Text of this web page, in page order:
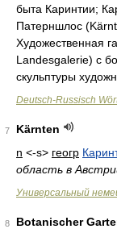
быта Каринтии;
Патерншлос
Художественная
Landesgalerie) с
скульптуры
Deutsch-Russisch
7
Kärnten
n <-s> геогр
область в
Универсальный
8
Botanischer